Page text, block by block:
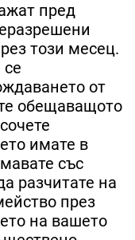
пред
този месец.
от
обещаващото
имате в
със
разчитате на
през
на вашето